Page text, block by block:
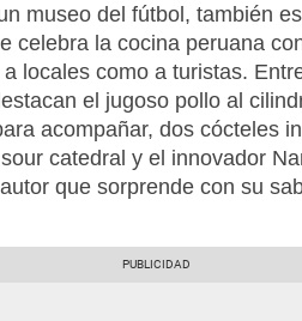
museo del fútbol, también
celebra la cocina peruana
locales como a turistas.
el jugoso pollo al
acompañar, dos cócteles
catedral y el innovador
que sorprende con su